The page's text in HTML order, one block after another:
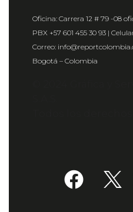
Oficina: Carrera 12 # 79 -08
PBX +57 601 455 30 93 |
Correo:
Bogotá – Colombia